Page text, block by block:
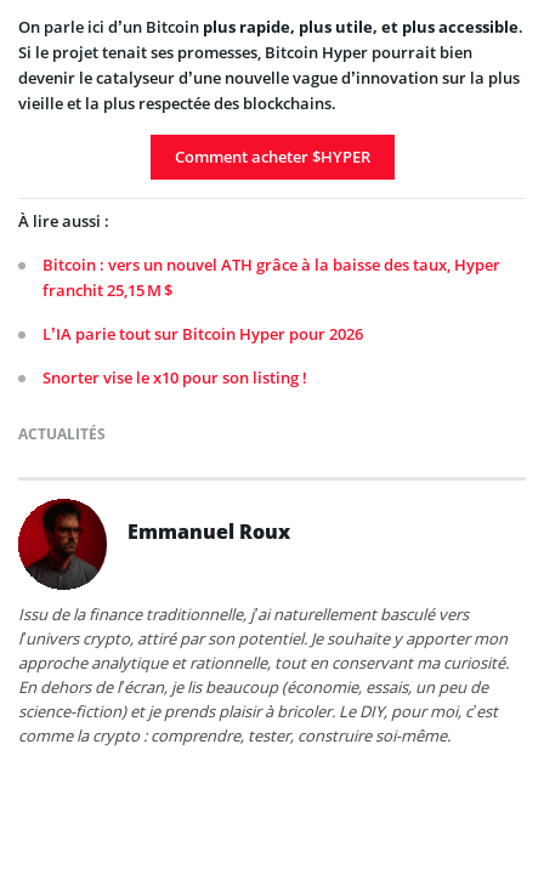
On parle ici d’un Bitcoin plus rapide, plus utile, et plus accessible.
Si le projet tenait ses promesses, Bitcoin Hyper pourrait bien
devenir le catalyseur d’une nouvelle vague d’innovation sur la plus
vieille et la plus respectée des blockchains.
Comment acheter $HYPER
À lire aussi :
Bitcoin : vers un nouvel ATH grâce à la baisse des taux, Hyper
franchit 25,15 M $
L’IA parie tout sur Bitcoin Hyper pour 2026
Snorter vise le x10 pour son listing !
ACTUALITÉS
Emmanuel Roux
Issu de la finance traditionnelle, j’ai naturellement basculé vers
l’univers crypto, attiré par son potentiel. Je souhaite y apporter mon
approche analytique et rationnelle, tout en conservant ma curiosité.
En dehors de l’écran, je lis beaucoup (économie, essais, un peu de
science-fiction) et je prends plaisir à bricoler. Le DIY, pour moi, c’est
comme la crypto : comprendre, tester, construire soi-même.